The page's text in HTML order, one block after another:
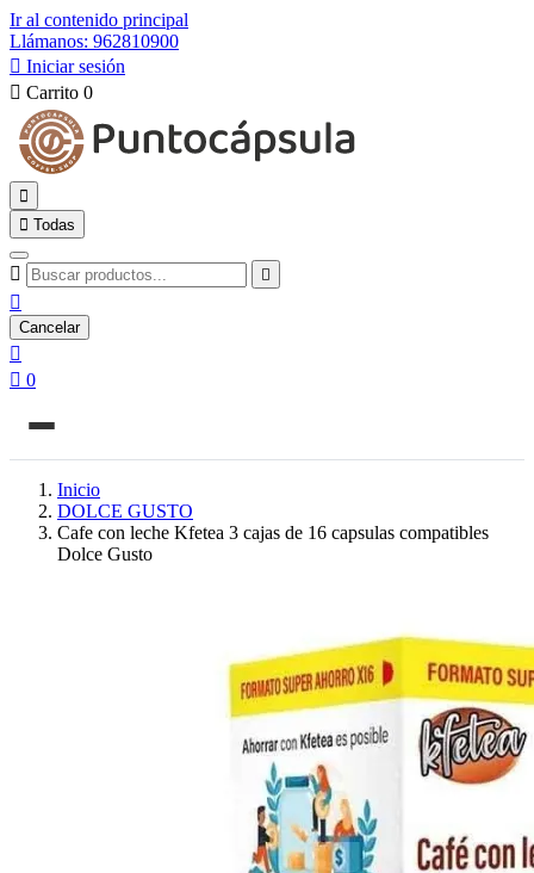
Ir al contenido principal
Llámanos: 962810900
 Iniciar sesión
 Carrito 0

 Todas
 

Cancelar

 0
Inicio
DOLCE GUSTO
Cafe con leche Kfetea 3 cajas de 16 capsulas compatibles
Dolce Gusto